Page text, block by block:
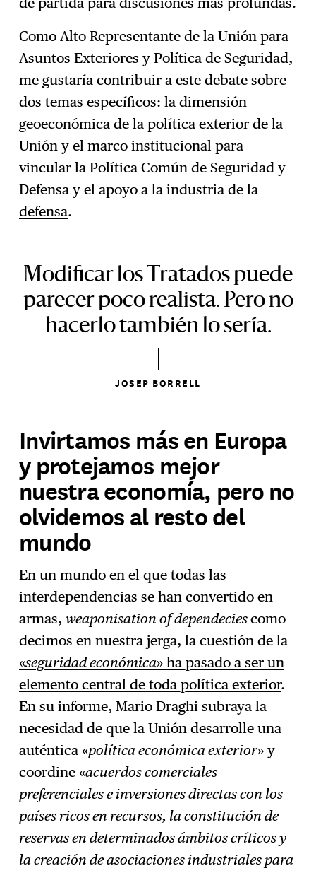
Como Alto Representante de la Unión para
Asuntos Exteriores y Política de Seguridad,
me gustaría contribuir a este debate sobre
dos temas específicos: la dimensión
geoeconómica de la política exterior de la
Unión yel marco institucional para
vincular la Política Común de Seguridad y
Defensa y el apoyo a la industria de la
defensa.
Modificar los Tratados puede
parecer poco realista. Pero no
hacerlo también lo sería.
JOSEP BORRELL
Invirtamos más en Europa
y protejamos mejor
nuestra economía, pero no
olvidemos al resto del
mundo
En un mundo en el que todas las
interdependencias se han convertido en
armas,weaponisation of dependeciescomo
decimos en nuestra jerga, la cuestión dela
«seguridad económica» ha pasado a ser un
elemento central de toda política exterior.
En su informe, Mario Draghi subraya la
necesidad de que la Unión desarrolle una
auténtica «política económica exterior» y
coordine «acuerdos comerciales
preferenciales e inversiones directas con los
países ricos en recursos, la constitución de
reservas en determinados ámbitos críticos y
la creación de asociaciones industriales para